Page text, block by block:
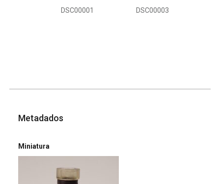
DSC00001 DSC00003
Metadados
Miniatura